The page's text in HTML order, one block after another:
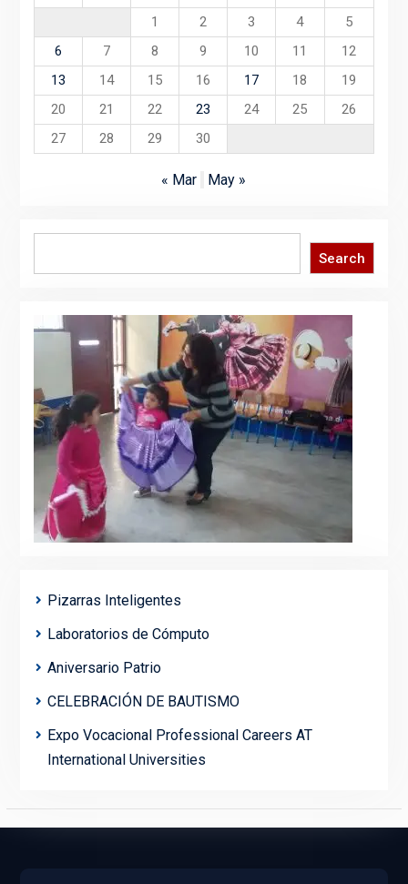
1
2 3 4
5
6
7 8 9 10 11
12
13
14 15 16 17 18
19
20
21 22 23 24 25
26
27
28 29 30
« Mar May »
Search
Pizarras Inteligentes
Laboratorios de Cómputo
Aniversario Patrio
CELEBRACIÓN DE BAUTISMO
Expo Vocacional Professional Careers AT
International Universities